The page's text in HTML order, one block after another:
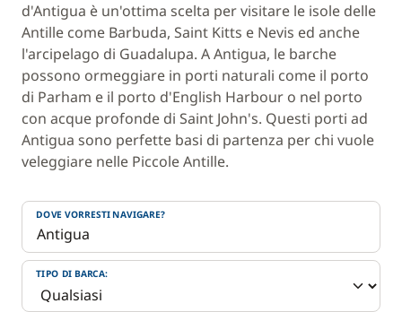
d'Antigua è un'ottima scelta per visitare le isole delle
Antille come Barbuda, Saint Kitts e Nevis ed anche
l'arcipelago di Guadalupa. A Antigua, le barche
possono ormeggiare in porti naturali come il porto
di Parham e il porto d'English Harbour o nel porto
con acque profonde di Saint John's. Questi porti ad
Antigua sono perfette basi di partenza per chi vuole
veleggiare nelle Piccole Antille.
DOVE VORRESTI NAVIGARE?
TIPO DI BARCA: